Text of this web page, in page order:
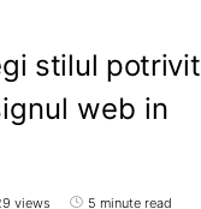
stilul potrivit
web in
views 5 minute read